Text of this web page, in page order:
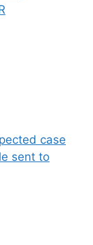
case
sent to